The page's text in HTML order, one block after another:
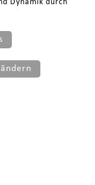
Dynamik durch